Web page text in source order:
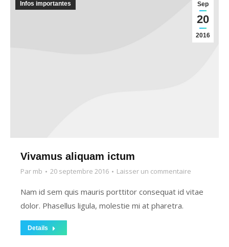
Sep
20
2016
Infos importantes
Vivamus aliquam ictum
Par mb 20 septembre 2016 Laisser un commentaire
Nam id sem quis mauris porttitor consequat id vitae
dolor. Phasellus ligula, molestie mi at pharetra.
Details